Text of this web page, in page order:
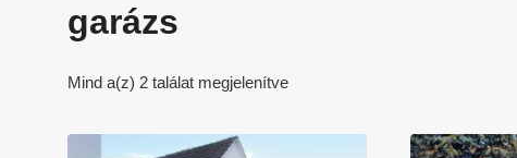
garázs
Mind a(z) 2 találat megjelenítve